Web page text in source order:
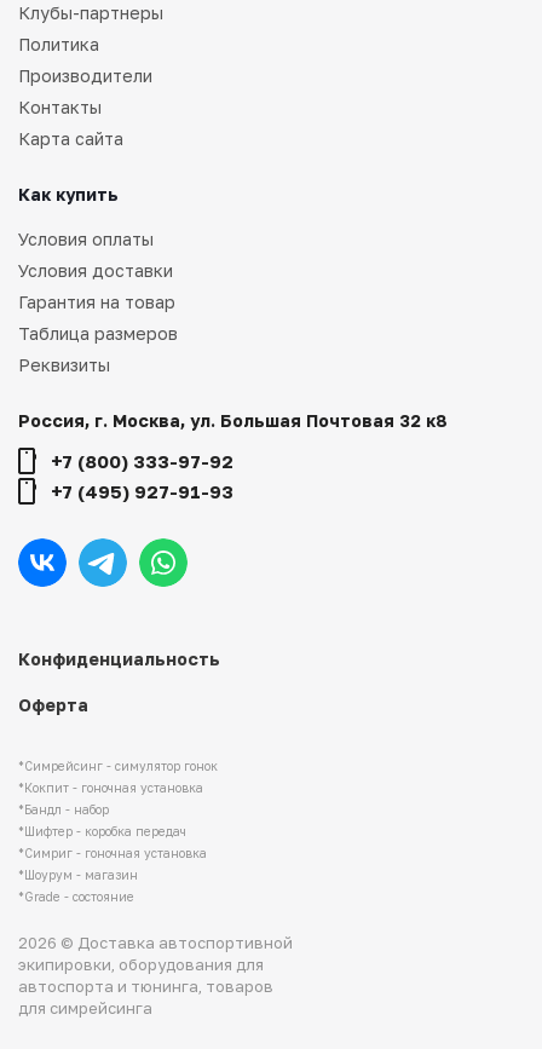
*Симрейсинг - симулятор гонок
*Кокпит - гоночная установка
*Бандл - набор
*Шифтер - коробка передач
*Симриг - гоночная установка
*Шоурум - магазин
*Grade - состояние
2026 © Доставка автоспортивной
экипировки, оборудования для
автоспорта и тюнинга, товаров
для симрейсинга
Конфиденциальность
Оферта
Клубы-партнеры
Политика
Производители
Контакты
Карта сайта
Как купить
Условия оплаты
Условия доставки
Гарантия на товар
Таблица размеров
Реквизиты
Россия, г. Москва, ул. Большая Почтовая 32 к8
+7 (800) 333-97-92
+7 (495) 927-91-93